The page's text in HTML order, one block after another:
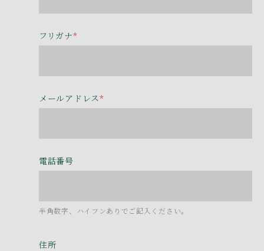
フリガナ*
メールアドレス*
電話番号
半角数字、ハイフンありでご記入ください。
住所